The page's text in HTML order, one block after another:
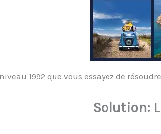
1992 que vous essayez de
Solution: